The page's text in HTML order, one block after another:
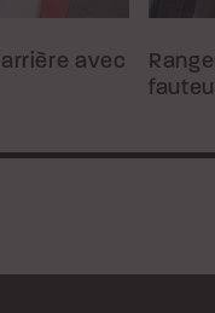
avec